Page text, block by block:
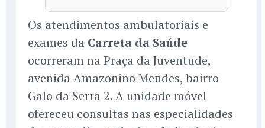
Os atendimentos ambulatoriais e
exames da Carreta da Saúde
ocorreram na Praça da Juventude,
avenida Amazonino Mendes, bairro
Galo da Serra 2. A unidade móvel
ofereceu consultas nas especialidades